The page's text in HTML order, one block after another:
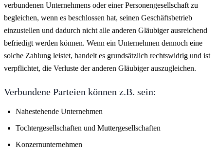
verbundenen Unternehmens oder einer Personengesellschaft zu
begleichen, wenn es beschlossen hat, seinen Geschäftsbetrieb
einzustellen und dadurch nicht alle anderen Gläubiger ausreichend
befriedigt werden können. Wenn ein Unternehmen dennoch eine
solche Zahlung leistet, handelt es grundsätzlich rechtswidrig und ist
verpflichtet, die Verluste der anderen Gläubiger auszugleichen.
Verbundene Parteien können z.B. sein:
Nahestehende Unternehmen
Tochtergesellschaften und Muttergesellschaften
Konzernunternehmen